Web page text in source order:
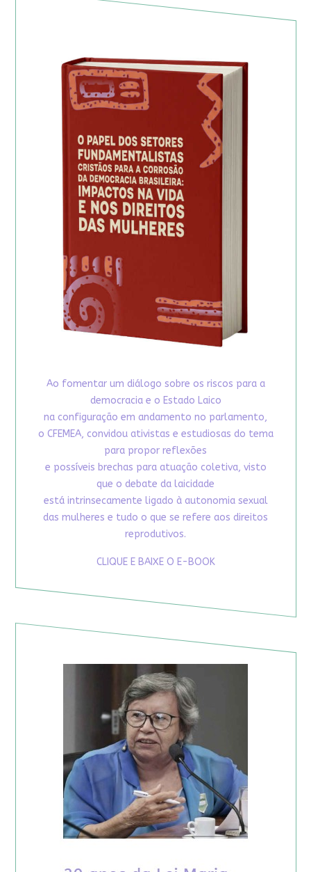
Ao fomentar um diálogo sobre os riscos para a
democracia e o Estado Laico
na configuração em andamento no parlamento,
o CFEMEA, convidou ativistas e estudiosas do tema
para propor reflexões
e possíveis brechas para atuação coletiva, visto
que o debate da laicidade
está intrinsecamente ligado à autonomia sexual
das mulheres e tudo o que se refere aos direitos
reprodutivos.
CLIQUE E BAIXE O E-BOOK